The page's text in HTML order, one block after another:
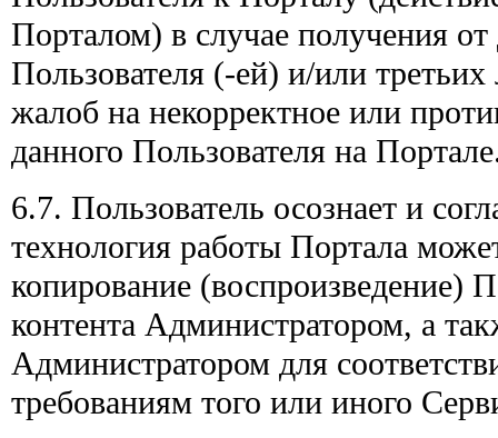
Порталом) в случае получения от
Пользователя (-ей) и/или
жалоб на некорректное или
данного Пользователя на
6.7. Пользователь осознает и
технология работы Портала
копирование (воспроизведение)
контента Администратором, а
Администратором для
требованиям того или иного